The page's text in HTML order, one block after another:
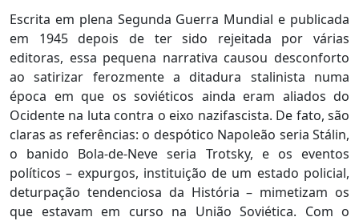
Escrita em plena Segunda Guerra Mundial e publicada
em 1945 depois de ter sido rejeitada por várias
editoras, essa pequena narrativa causou desconforto
ao satirizar ferozmente a ditadura stalinista numa
época em que os soviéticos ainda eram aliados do
Ocidente na luta contra o eixo nazifascista. De fato, são
claras as referências: o despótico Napoleão seria Stálin,
o banido Bola-de-Neve seria Trotsky, e os eventos
políticos – expurgos, instituição de um estado policial,
deturpação tendenciosa da História – mimetizam os
que estavam em curso na União Soviética. Com o